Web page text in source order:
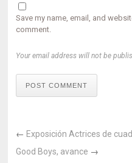
Save my name, email, and
comment.
Your email address will not be
POST COMMENT
← Exposición Actrices de
Good Boys, avance →